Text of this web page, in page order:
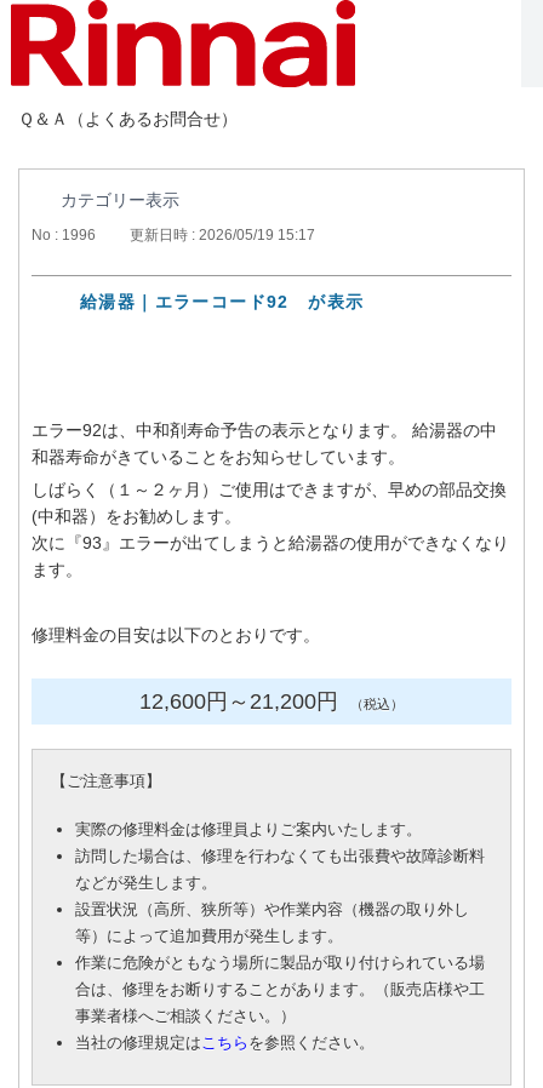
Ｑ＆Ａ（よくあるお問合せ）
カテゴリー表示
No : 1996 更新日時 : 2026/05/19 15:17
給湯器｜エラーコード92 が表示
エラー92は、中和剤寿命予告の表示となります。 給湯器の中
和器寿命がきていることをお知らせしています。
しばらく（１～２ヶ月）ご使用はできますが、早めの部品交換
(中和器）をお勧めします。
次に『93』エラーが出てしまうと給湯器の使用ができなくなり
ます。
修理料金の目安は以下のとおりです。
12,600円 ～21,200円 （税込）
【 ご注意事項】
実際の修理料金は修理員よりご案内いたします。
訪問した場合は、修理を行わなくても出張費や故障診断料
などが発生します。
設置状況（高所、狭所等）や作業内容（機器の取り外し
等）によって追加費用が発生します。
作業に危険がともなう場所に製品が取り付けられている場
合は、修理をお断りすることがあります。（販売店様や工
事業者様へご相談ください。）
当社の修理規定はこちら を参照ください。